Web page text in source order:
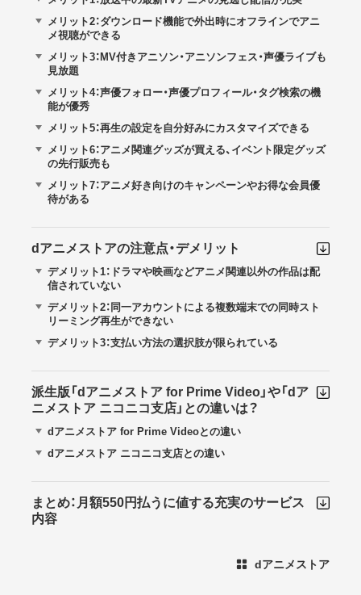
メリット2：ダウンロード機能で外出時にオフラインでアニ
メ視聴ができる
メリット3：MV付きアニソン・アニソンフェス・声優ライブも
見放題
メリット4：声優フォロー・声優プロフィール・タグ検索の機
能が優秀
メリット5：再生の設定を自分好みにカスタマイズできる
メリット6：アニメ関連グッズが買える、イベント限定グッズ
の先行販売も
メリット7：アニメ好き向けのキャンペーンやお得な会員優
待がある
dアニメストアの注意点・デメリット
デメリット1：ドラマや映画などアニメ関連以外の作品は配
信されていない
デメリット2：同一アカウントによる複数端末での同時スト
リーミング再生ができない
デメリット3：支払い方法の選択肢が限られている
派生版「dアニメストア for Prime Video」や「dア
ニメストア ニコニコ支店」との違いは？
dアニメストア for Prime Videoとの違い
dアニメストア ニコニコ支店との違い
まとめ：月額550円払うに値する充実のサービス
内容
dアニメストア